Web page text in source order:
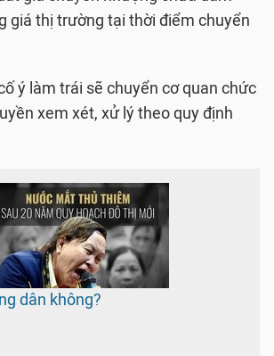
giá thị trường tại thời điểm chuyển
ý làm trái sẽ chuyển cơ quan chức
xem xét, xử lý theo quy định
dân không?